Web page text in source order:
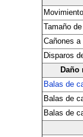
Tamaño
Cañones a
Disparos
Daño
Balas de
Balas de
Balas de